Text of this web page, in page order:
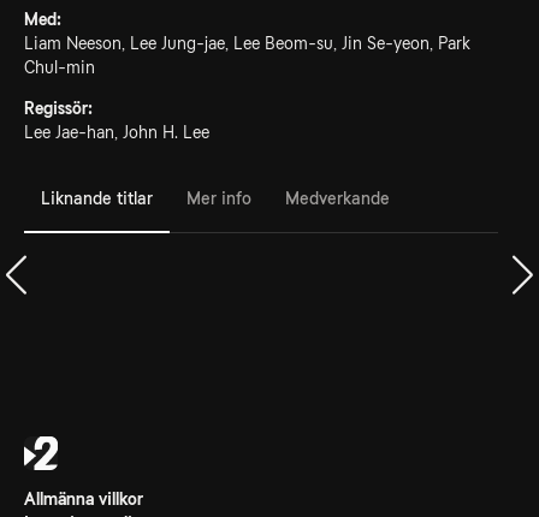
Med:
Liam Neeson, Lee Jung-jae, Lee Beom-su, Jin Se-yeon, Park
Chul-min
Regissör:
Lee Jae-han, John H. Lee
Liknande titlar Mer info Medverkande
Allmänna villkor